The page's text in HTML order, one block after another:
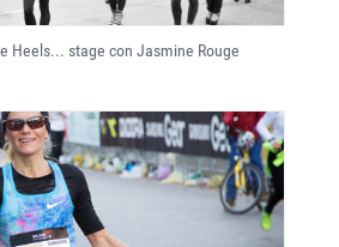
Heels... stage con Jasmine Rouge